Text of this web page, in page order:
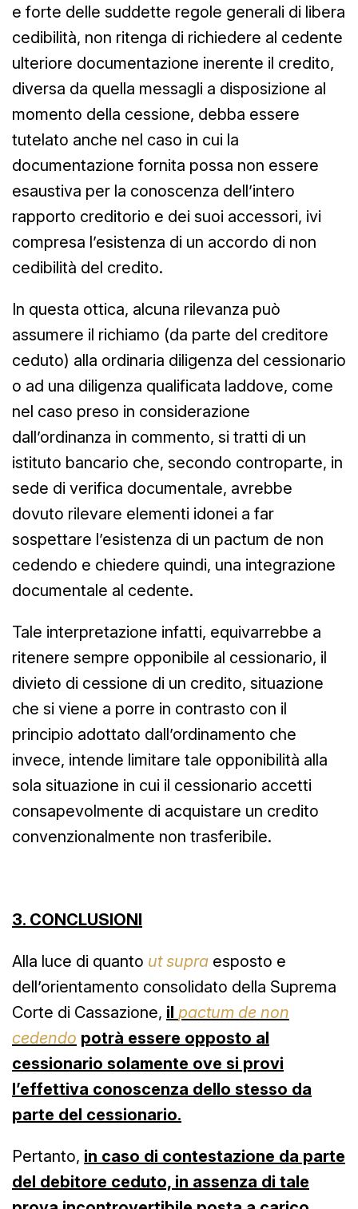
e forte delle suddette regole generali di libera
cedibilità, non ritenga di richiedere al cedente
ulteriore documentazione inerente il credito,
diversa da quella messagli a disposizione al
momento della cessione, debba essere
tutelato anche nel caso in cui la
documentazione fornita possa non essere
esaustiva per la conoscenza dell’intero
rapporto creditorio e dei suoi accessori, ivi
compresa l’esistenza di un accordo di non
cedibilità del credito.
In questa ottica, alcuna rilevanza può
assumere il richiamo (da parte del creditore
ceduto) alla ordinaria diligenza del cessionario
o ad una diligenza qualificata laddove, come
nel caso preso in considerazione
dall’ordinanza in commento, si tratti di un
istituto bancario che, secondo controparte, in
sede di verifica documentale, avrebbe
dovuto rilevare elementi idonei a far
sospettare l’esistenza di un pactum de non
cedendo e chiedere quindi, una integrazione
documentale al cedente.
Tale interpretazione infatti, equivarrebbe a
ritenere sempre opponibile al cessionario, il
divieto di cessione di un credito, situazione
che si viene a porre in contrasto con il
principio adottato dall’ordinamento che
invece, intende limitare tale opponibilità alla
sola situazione in cui il cessionario accetti
consapevolmente di acquistare un credito
convenzionalmente non trasferibile.
3. CONCLUSIONI
Alla luce di quanto ut supra esposto e
dell’orientamento consolidato della Suprema
Corte di Cassazione, il pactum de non
cedendo potrà essere opposto al
cessionario solamente ove si provi
l’effettiva conoscenza dello stesso da
parte del cessionario.
Pertanto, in caso di contestazione da parte
del debitore ceduto, in assenza di tale